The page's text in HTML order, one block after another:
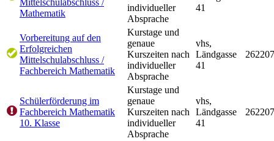
Mathematik
individueller
Absprache
41
Vorbereitung auf den
Erfolgreichen
Mittelschulabschluss /
Fachbereich Mathematik
Kurstage und
genaue
Kurszeiten nach
individueller
Absprache
vhs,
Ländgasse
41
Schülerförderung im
Fachbereich Mathematik
10. Klasse
Kurstage und
genaue
Kurszeiten nach
individueller
Absprache
vhs,
Ländgasse
41